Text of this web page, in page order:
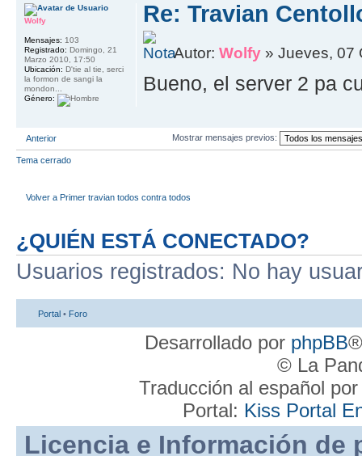
Re: Travian
Autor:Wolfy » Jueves, 07
Bueno, el server 2 pa
Wolfy
Mensajes: 103
Registrado: Domingo, 21
Marzo 2010, 17:50
Ubicación: D'tie al tie, serci
la formon de sangi la
mondon...
Género:
Anterior Mostrar mensajes previos:
Tema cerrado
Volver a Primer travian todos contra todos
¿QUIÉN ESTÁ CONECTADO?
Usuarios registrados: No hay
Portal • Foro
Desarrollado por phpBB
© La
Traducción al español
Portal: Kiss Portal
Licencia e Información de